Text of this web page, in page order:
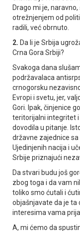
Drago mi je,
otrežnjenjem od
radili, već obrnuto.
2. Da li je Srbija
Crna Gora Srbiji?
Svakoga dana
podržavalaca
crnogorsku
Evropi i svetu, jer,
Gori. Ipak, činjenice
teritorijalni integritet i
dovodila u pitanje.
državne zajednice sa
Ujedinjenih nacija i
Srbije priznajući
Da stvari budu još
zbog toga i da vam
toliko smo ćutali i
objašnjavate da je ta
interesima vama
A, mi ćemo da